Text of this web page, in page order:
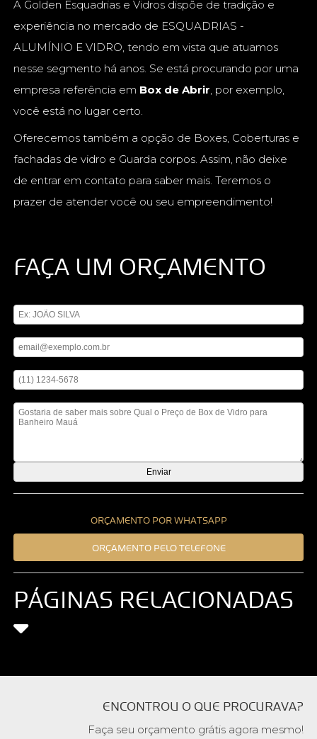
A Golden Esquadrias e Vidros dispõe de tradição e
experiência no mercado de ESQUADRIAS -
ALUMÍNIO E VIDRO, tendo em vista que atuamos
nesse segmento há anos. Se está procurando por uma
empresa referência em Box de Abrir, por exemplo,
você está no lugar certo.
Oferecemos também a opção de Boxes, Coberturas e
fachadas de vidro e Guarda corpos. Assim, não deixe
de entrar em contato para saber mais. Teremos o
prazer de atender você ou seu empreendimento!
FAÇA UM ORÇAMENTO
ORÇAMENTO POR WHATSAPP
ORÇAMENTO PELO TELEFONE
PÁGINAS RELACIONADAS
ENCONTROU O QUE PROCURAVA?
Faça seu orçamento grátis agora mesmo!